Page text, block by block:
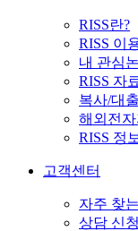
RISS란?
RISS 이
내 관심
RISS 자
복사/대
해외전
RISS 정
고객센터
자주 찾
상담 신청